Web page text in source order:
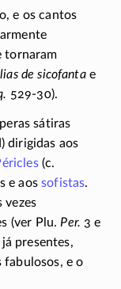
e os cantos
tornaram
de sicofantae
529-30).
sátiras
dirigidas aos
(c.
e aossofistas.
vezes
(ver Plu. Per. 3 e
presentes,
fabulosos, e o